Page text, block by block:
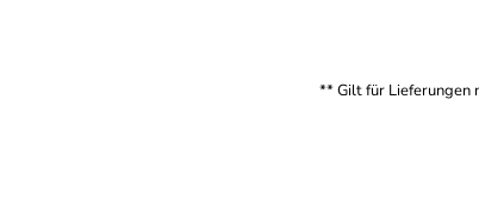
** Gilt für Lieferungen